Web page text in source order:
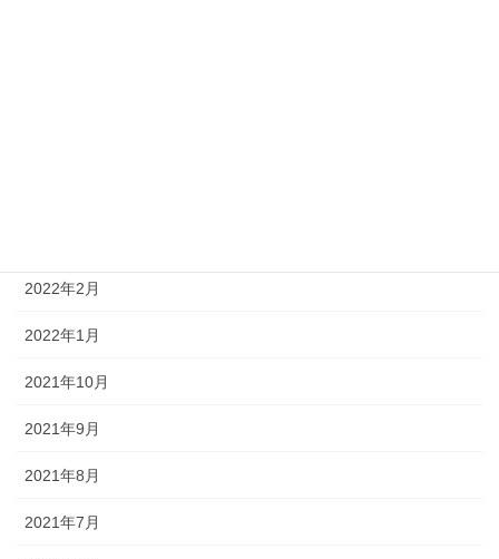
2022年2月
2022年1月
2021年10月
2021年9月
2021年8月
2021年7月